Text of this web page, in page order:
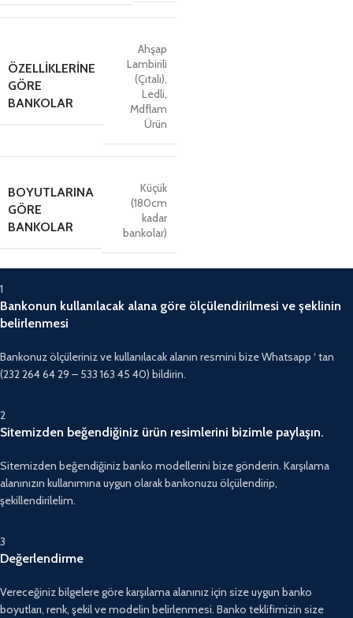
ÖZELLIKLERINE
GÖRE
BANKOLAR
Ahşap
Lambirili
(Çıtalı)
Ledli
Mdflam
Ürün
BOYUTLARINA
GÖRE
BANKOLAR
Küçük
(180cm
kadar
bankolar)
1
Bankonun kullanılacak alana göre ölçülendirilmesi ve şeklinin
belirlenmesi
Bankonuz ölçüleriniz ve kullanılacak alanın resmini bize Whatsapp ‘ tan
(232 264 64 29 – 533 163 45 40) bildirin.
2
Sitemizden beğendiğiniz ürün resimlerini bizimle paylaşın.
Sitemizden beğendiğiniz banko modellerini bize gönderin. Karşılama
alanınızın kullanımına uygun olarak bankonuzu ölçülendirip,
şekillendirilelim.
3
Değerlendirme
Vereceğiniz bilgelere göre karşılama alanınız için size uygun banko
boyutları, renk, şekil ve modelin belirlenmesi. Banko teklifimizin size